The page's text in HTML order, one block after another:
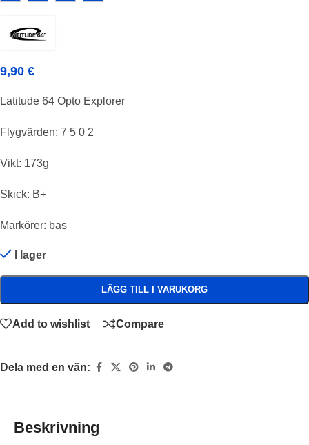
9,90 €
Latitude 64 Opto Explorer
Flygvärden: 7 5 0 2
Vikt: 173g
Skick: B+
Markörer: bas
I lager
LÄGG TILL I VARUKORG
Add to wishlist Compare
Dela med en vän:
Beskrivning